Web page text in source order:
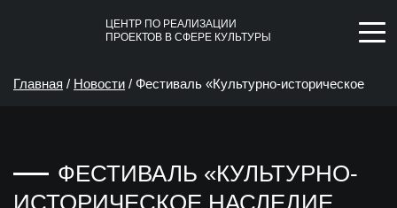
ЦЕНТР ПО РЕАЛИЗАЦИИ
ПРОЕКТОВ В СФЕРЕ КУЛЬТУРЫ
Главная / Новости / Фестиваль «Культурно-историческое
ФЕСТИВАЛЬ «КУЛЬТУРНО-
ИСТОРИЧЕСКОЕ НАСЛЕДИЕ